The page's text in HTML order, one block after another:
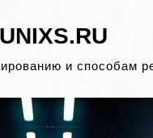
UNIXS.RU
и способам